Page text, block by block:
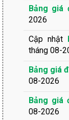
Bảng giá
2026
Cập nhật
tháng 08-
Bảng giá
08-2026
Bảng giá
08-2026